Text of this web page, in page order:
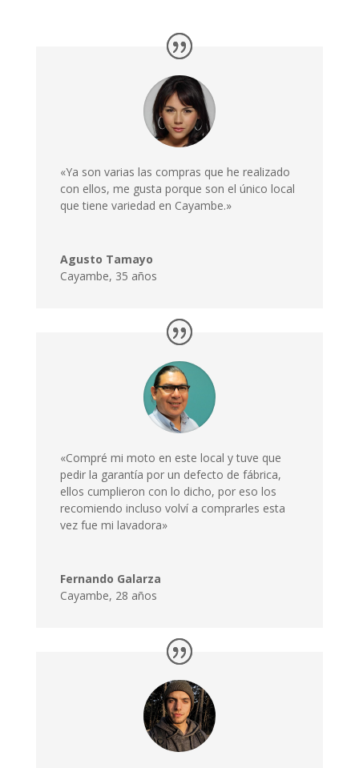
«Ya son varias las compras que he realizado
con ellos, me gusta porque son el único local
que tiene variedad en Cayambe.»
Agusto Tamayo
Cayambe, 35 años
«Compré mi moto en este local y tuve que
pedir la garantía por un defecto de fábrica,
ellos cumplieron con lo dicho, por eso los
recomiendo incluso volví a comprarles esta
vez fue mi lavadora»
Fernando Galarza
Cayambe, 28 años